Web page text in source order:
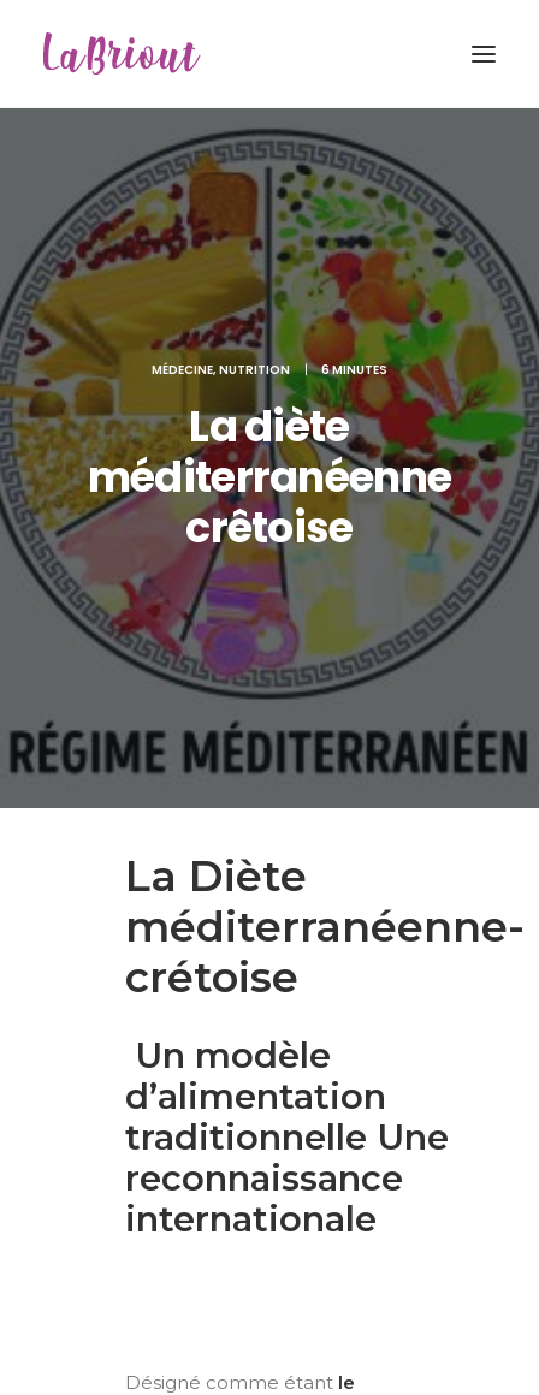
Recherche
MÉDECINE, NUTRITION | 6 MINUTES
La diète
méditerranéenne
crêtoise
La Diète
méditerranéenne-
crétoise
Un modèle
d’alimentation
traditionnelle Une
reconnaissance
internationale
Désigné comme étant le